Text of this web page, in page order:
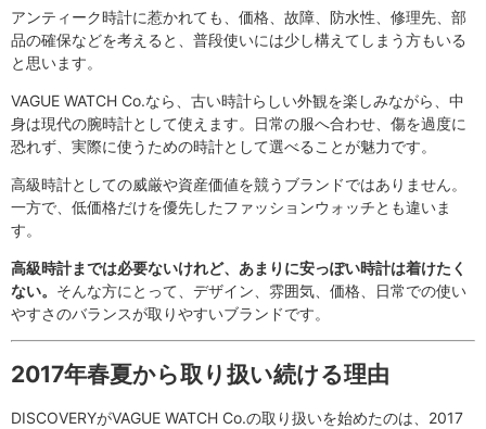
アンティーク時計に惹かれても、価格、故障、防水性、修理先、部
品の確保などを考えると、普段使いには少し構えてしまう方もいる
と思います。
VAGUE WATCH Co.なら、古い時計らしい外観を楽しみながら、中
身は現代の腕時計として使えます。日常の服へ合わせ、傷を過度に
恐れず、実際に使うための時計として選べることが魅力です。
高級時計としての威厳や資産価値を競うブランドではありません。
一方で、低価格だけを優先したファッションウォッチとも違いま
す。
高級時計までは必要ないけれど、あまりに安っぽい時計は着けたく
ない。 そんな方にとって、デザイン、雰囲気、価格、日常での使い
やすさのバランスが取りやすいブランドです。
2017年春夏から取り扱い続ける理由
DISCOVERYがVAGUE WATCH Co.の取り扱いを始めたのは、2017